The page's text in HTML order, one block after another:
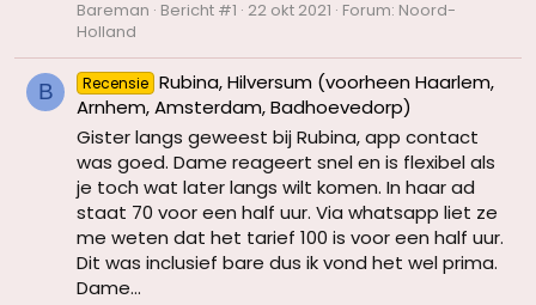
Bareman Bericht #1 22 okt 2021 Forum: Noord-
Holland
B Recensie Rubina, Hilversum (voorheen Haarlem,
Arnhem, Amsterdam, Badhoevedorp)
Gister langs geweest bij Rubina, app contact
was goed. Dame reageert snel en is flexibel als
je toch wat later langs wilt komen. In haar ad
staat 70 voor een half uur. Via whatsapp liet ze
me weten dat het tarief 100 is voor een half uur.
Dit was inclusief bare dus ik vond het wel prima.
Dame...